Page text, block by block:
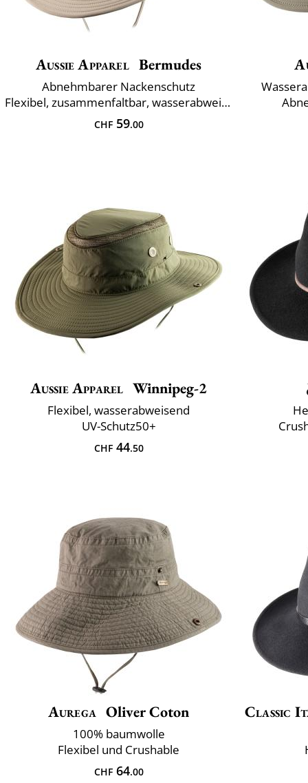
Aussie Apparel Bermudes
Abnehmbarer Nackenschutz
Flexibel, zusammenfaltbar, wasserabweisend
CHF59.00
Aussie Apparel Winnipeg-2
Flexibel, wasserabweisend
UV-Schutz50+
CHF44.50
Aurega Oliver Coton
100% baumwolle
Flexibel und Crushable
CHF64.00
Classic